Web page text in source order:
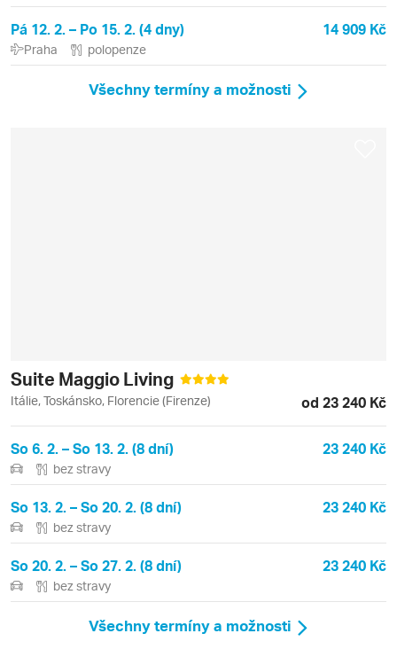
Pá 12. 2. – Po 15. 2. (4 dny) 14 909 Kč
Praha polopenze
Všechny termíny a možnosti
Suite Maggio Living
Itálie, Toskánsko, Florencie (Firenze) od 23 240 Kč
So 6. 2. – So 13. 2. (8 dní) 23 240 Kč
bez stravy
So 13. 2. – So 20. 2. (8 dní) 23 240 Kč
bez stravy
So 20. 2. – So 27. 2. (8 dní) 23 240 Kč
bez stravy
Všechny termíny a možnosti